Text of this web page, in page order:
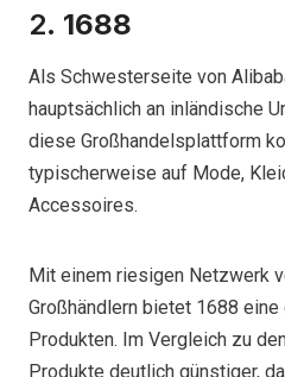
2. 1688
Als Schwesterseite von
hauptsächlich an inländische
diese Großhandelsplattform
typischerweise auf Mode,
Accessoires.
Mit einem riesigen Netzwerk
Großhändlern bietet 1688
Produkten. Im Vergleich zu
Produkte deutlich günstiger,